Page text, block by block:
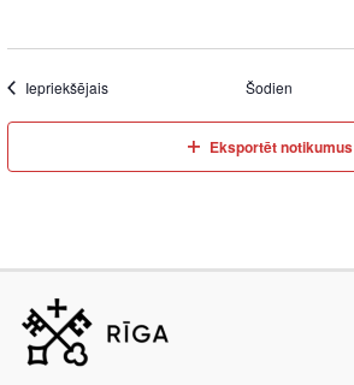
Iepriekšējais Šodien
Eksportēt notikumus